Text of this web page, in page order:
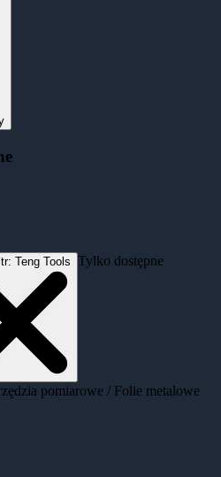
Teng Tools Tylko dostępne
pomiarowe / Folie metalowe